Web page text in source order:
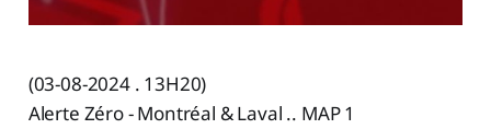
(03-08-2024 . 13H20)
Alerte Zéro - Montréal & Laval .. MAP 1